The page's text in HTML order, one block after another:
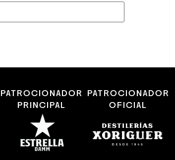
PATROCIONADOR
PRINCIPAL
PATROCIONADOR
OFICIAL